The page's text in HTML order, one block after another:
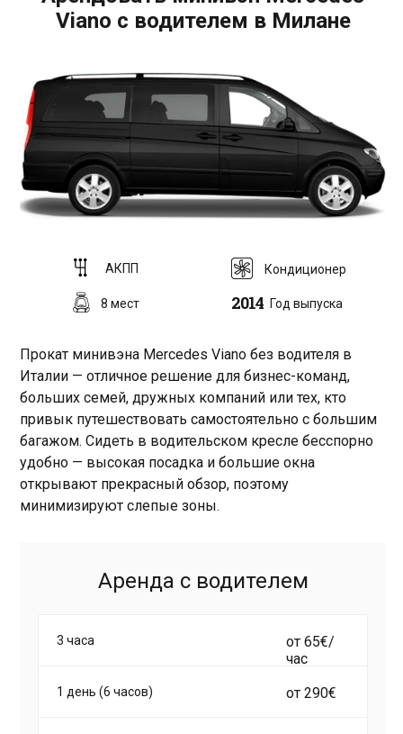
Viano с водителем в Милане
АКПП Кондиционер
8 мест 2014 Год выпуска
Прокат минивэна Mercedes Viano без водителя в
Италии — отличное решение для бизнес-команд,
больших семей, дружных компаний или тех, кто
привык путешествовать самостоятельно с большим
багажом. Сидеть в водительском кресле бесспорно
удобно — высокая посадка и большие окна
открывают прекрасный обзор, поэтому
минимизируют слепые зоны.
Аренда с водителем
3 часа
от 65€/
час
1 день (6 часов) от 290€